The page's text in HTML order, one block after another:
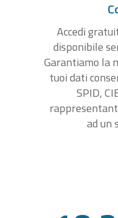
Accedi
disponibile
Garantiamo la
tuoi dati
SPID,
ad un